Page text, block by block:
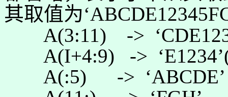
其取值为‘
A(3:11)
-> ‘
A(I+4:9)
-> ‘E1234’
A(:5)
-> ‘ABCDE’